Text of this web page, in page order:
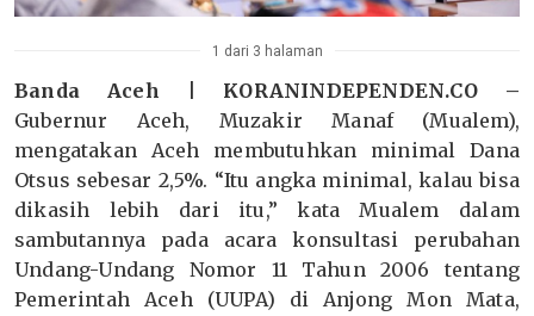
1 dari 3 halaman
Banda Aceh | KORANINDEPENDEN.CO –
Gubernur Aceh, Muzakir Manaf (Mualem),
mengatakan Aceh membutuhkan minimal Dana
Otsus sebesar 2,5%. “Itu angka minimal, kalau bisa
dikasih lebih dari itu,” kata Mualem dalam
sambutannya pada acara konsultasi perubahan
Undang-Undang Nomor 11 Tahun 2006 tentang
Pemerintah Aceh (UUPA) di Anjong Mon Mata,